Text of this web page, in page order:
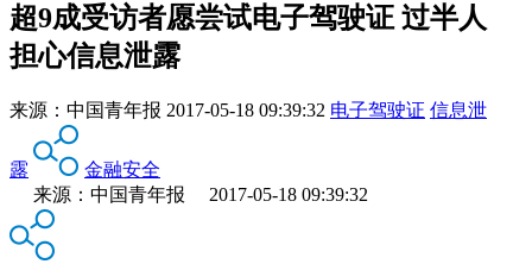
超9成受访者愿尝试电子驾驶证 过半人
担心信息泄露
来源： 中国青年报 2017-05-18 09:39:32 电子驾驶证 信息泄
露
金融安全
来源：中国青年报 2017-05-18 09:39:32